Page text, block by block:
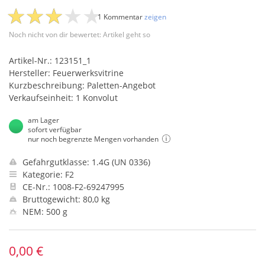
Noch nicht von dir bewertet: Artikel geht so
1 Kommentarzeigen
Artikel-Nr.: 123151_1
Hersteller: Feuerwerksvitrine
Kurzbeschreibung: Paletten-Angebot
Verkaufseinheit: 1 Konvolut
am Lager
sofort verfügbar
nur noch begrenzte Mengen vorhanden
Gefahrgutklasse: 1.4G (UN 0336)
Kategorie: F2
CE-Nr.: 1008-F2-69247995
Bruttogewicht: 80,0 kg
NEM: 500 g
0,00 €